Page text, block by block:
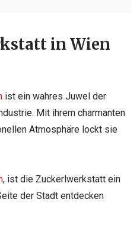
in Wien
ist ein wahres Juwel der
Mit ihrem charmanten
Atmosphäre lockt sie
, ist die Zuckerlwerkstatt ein
der Stadt entdecken